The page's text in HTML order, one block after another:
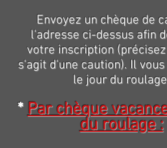
Envoyez un chèque de
l'adresse ci-dessus afin
votre inscription
s'agit d'une caution). Il
le jour du
* Par chèque
du roulage :